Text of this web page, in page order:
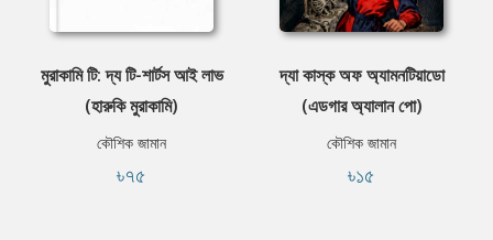
মুরাকামি টি: দ্য টি-শার্টস আই লাভ
(হারুকি মুরাকামি)
কৌশিক জামান
৳৭৫
দ্যা কাস্ক অফ অ্যামনটিয়াডো
(এডগার অ্যালান পো)
কৌশিক জামান
৳১৫